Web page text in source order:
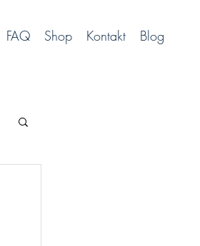
FAQ Shop Kontakt Blog